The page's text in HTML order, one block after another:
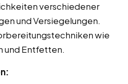
verschiedener
und Versiegelungen.
wie
und Entfetten.